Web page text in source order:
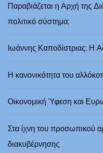
Παραβιάζεται η Αρχή της
πολιτικό σύστημα;
Ιωάννης Καποδίστριας: Η
Η κανονικότητα του
Οικονομική Ύφεση και
Στα ίχνη του προσωπικού
διακυβέρνησης